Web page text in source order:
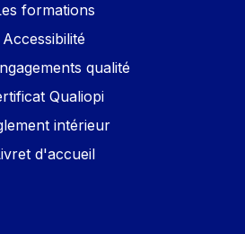
formations
Accessibilité
qualité
Qualiopi
intérieur
d'accueil